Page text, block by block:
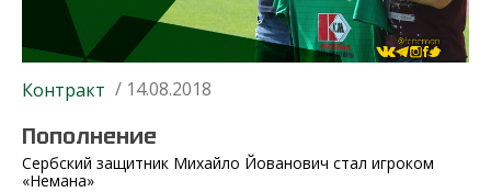
Контракт / 14.08.2018
Пополнение
Сербский защитник Михайло Йованович стал игроком
«Немана»